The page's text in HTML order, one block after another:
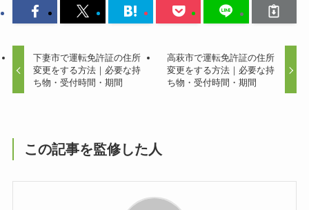
下妻市で運転免許証の住所
変更をする方法｜必要な持
ち物・受付時間・期間
高萩市で運転免許証の住所
変更をする方法｜必要な持
ち物・受付時間・期間
この記事を監修した人